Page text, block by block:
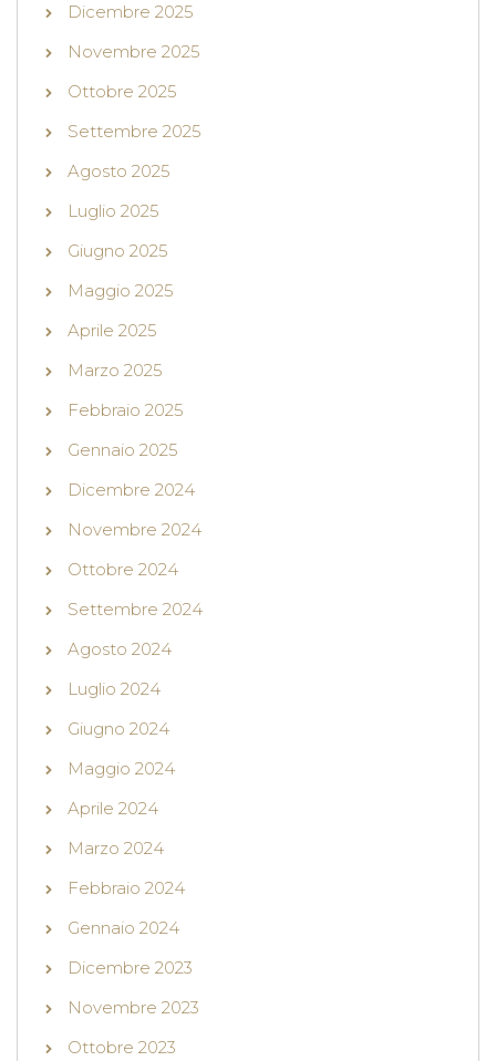
Dicembre 2025
Novembre 2025
Ottobre 2025
Settembre 2025
Agosto 2025
Luglio 2025
Giugno 2025
Maggio 2025
Aprile 2025
Marzo 2025
Febbraio 2025
Gennaio 2025
Dicembre 2024
Novembre 2024
Ottobre 2024
Settembre 2024
Agosto 2024
Luglio 2024
Giugno 2024
Maggio 2024
Aprile 2024
Marzo 2024
Febbraio 2024
Gennaio 2024
Dicembre 2023
Novembre 2023
Ottobre 2023